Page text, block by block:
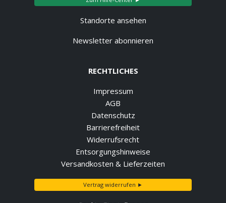
Standorte ansehen
Newsletter abonnieren
RECHTLICHES
Impressum
AGB
Datenschutz
Barrierefreiheit
Widerrufsrecht
Entsorgungshinweise
Versandkosten & Lieferzeiten
Vertrag widerrufen ►